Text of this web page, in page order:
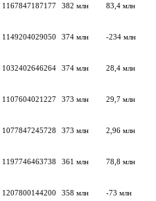
1167847187177 382 млн 83,4 млн
1149204029050 374 млн -234 млн
1032402646264 374 млн 28,4 млн
1107604021227 373 млн 29,7 млн
1077847245728 373 млн 2,96 млн
1197746463738 361 млн 78,8 млн
1207800144200 358 млн -73 млн